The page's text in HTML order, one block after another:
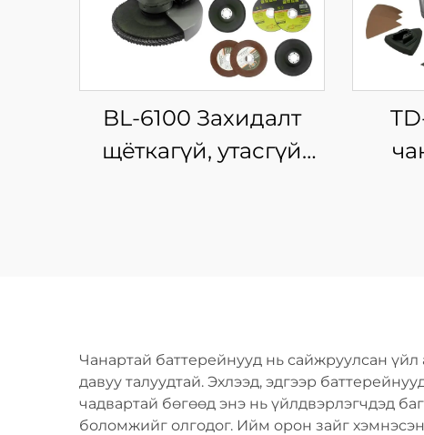
BL-6100 Захидалт
щёткагүй, утасгүй
Чанартай баттерейнууд нь сайжруулсан
давуу талуудтай. Эхлээд, эдгээр
чадвартай бөгөөд энэ нь үйлдвэрлэгчдэд
боломжийг олгодог. Ийм орон зайг